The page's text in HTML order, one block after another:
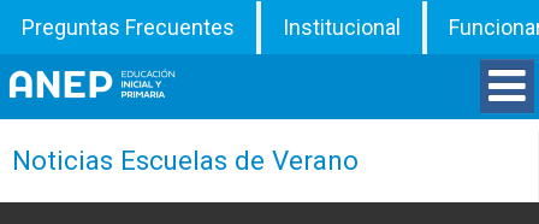
Preguntas Frecuentes Institucional
Divisiones
Noticias Escuelas de Verano